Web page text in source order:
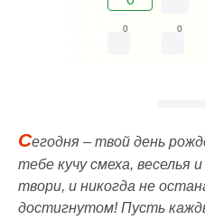
0 0
Сегодня – твой день
тебе кучу смеха, веселья
твори, и никогда не
достигнутом! Пусть